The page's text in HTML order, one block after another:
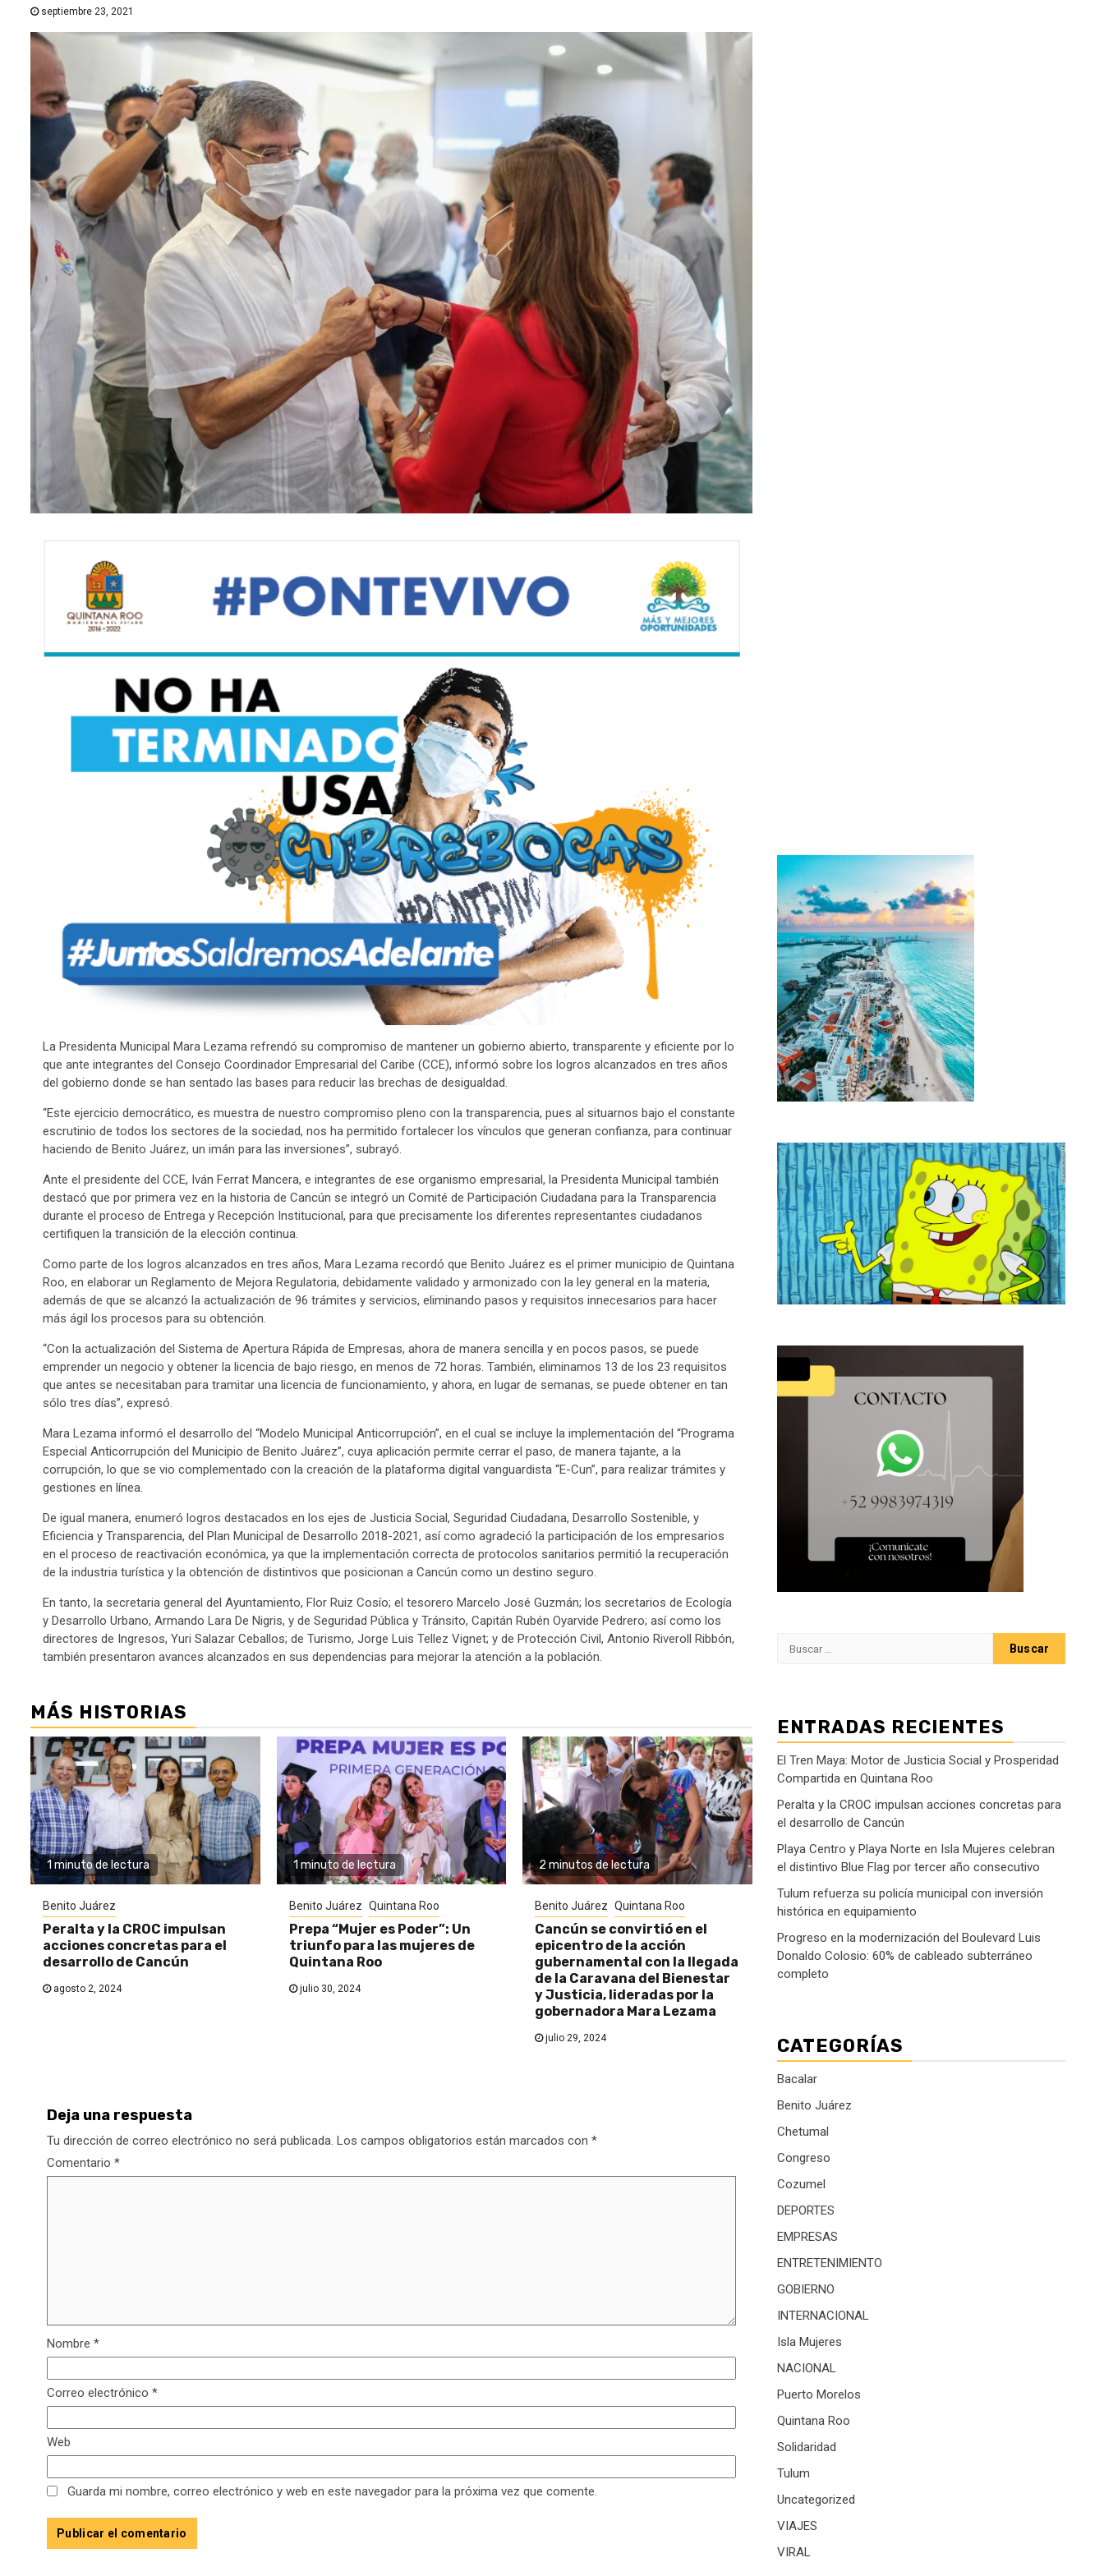
septiembre 23, 2021
La Presidenta Municipal Mara Lezama refrendó su compromiso de mantener un gobierno abierto, transparente y eficiente por lo
que ante integrantes del Consejo Coordinador Empresarial del Caribe (CCE), informó sobre los logros alcanzados en tres años
del gobierno donde se han sentado las bases para reducir las brechas de desigualdad.
“Este ejercicio democrático, es muestra de nuestro compromiso pleno con la transparencia, pues al situarnos bajo el constante
escrutinio de todos los sectores de la sociedad, nos ha permitido fortalecer los vínculos que generan confianza, para continuar
haciendo de Benito Juárez, un imán para las inversiones”, subrayó.
Ante el presidente del CCE, Iván Ferrat Mancera, e integrantes de ese organismo empresarial, la Presidenta Municipal también
destacó que por primera vez en la historia de Cancún se integró un Comité de Participación Ciudadana para la Transparencia
durante el proceso de Entrega y Recepción Institucional, para que precisamente los diferentes representantes ciudadanos
certifiquen la transición de la elección continua.
Como parte de los logros alcanzados en tres años, Mara Lezama recordó que Benito Juárez es el primer municipio de Quintana
Roo, en elaborar un Reglamento de Mejora Regulatoria, debidamente validado y armonizado con la ley general en la materia,
además de que se alcanzó la actualización de 96 trámites y servicios, eliminando pasos y requisitos innecesarios para hacer
más ágil los procesos para su obtención.
“Con la actualización del Sistema de Apertura Rápida de Empresas, ahora de manera sencilla y en pocos pasos, se puede
emprender un negocio y obtener la licencia de bajo riesgo, en menos de 72 horas. También, eliminamos 13 de los 23 requisitos
que antes se necesitaban para tramitar una licencia de funcionamiento, y ahora, en lugar de semanas, se puede obtener en tan
sólo tres días”, expresó.
Mara Lezama informó el desarrollo del “Modelo Municipal Anticorrupción”, en el cual se incluye la implementación del “Programa
Especial Anticorrupción del Municipio de Benito Juárez”, cuya aplicación permite cerrar el paso, de manera tajante, a la
corrupción, lo que se vio complementado con la creación de la plataforma digital vanguardista “E-Cun”, para realizar trámites y
gestiones en línea.
De igual manera, enumeró logros destacados en los ejes de Justicia Social, Seguridad Ciudadana, Desarrollo Sostenible, y
Eficiencia y Transparencia, del Plan Municipal de Desarrollo 2018-2021, así como agradeció la participación de los empresarios
en el proceso de reactivación económica, ya que la implementación correcta de protocolos sanitarios permitió la recuperación
de la industria turística y la obtención de distintivos que posicionan a Cancún como un destino seguro.
En tanto, la secretaria general del Ayuntamiento, Flor Ruiz Cosío; el tesorero Marcelo José Guzmán; los secretarios de Ecología
y Desarrollo Urbano, Armando Lara De Nigris, y de Seguridad Pública y Tránsito, Capitán Rubén Oyarvide Pedrero; así como los
directores de Ingresos, Yuri Salazar Ceballos; de Turismo, Jorge Luis Tellez Vignet; y de Protección Civil, Antonio Riveroll Ribbón,
también presentaron avances alcanzados en sus dependencias para mejorar la atención a la población.
MÁS HISTORIAS
1 minuto de lectura
Benito Juárez
Peralta y la CROC impulsan
acciones concretas para el
desarrollo de Cancún
agosto 2, 2024
1 minuto de lectura
Benito Juárez Quintana Roo
Prepa “Mujer es Poder”: Un
triunfo para las mujeres de
Quintana Roo
julio 30, 2024
2 minutos de lectura
Benito Juárez Quintana Roo
Cancún se convirtió en el
epicentro de la acción
gubernamental con la llegada
de la Caravana del Bienestar
y Justicia, lideradas por la
gobernadora Mara Lezama
julio 29, 2024
Deja una respuesta
Tu dirección de correo electrónico no será publicada. Los campos obligatorios están marcados con *
Comentario *
Nombre *
Correo electrónico *
Web
Guarda mi nombre, correo electrónico y web en este navegador para la próxima vez que comente.
ENTRADAS RECIENTES
El Tren Maya: Motor de Justicia Social y Prosperidad
Compartida en Quintana Roo
Peralta y la CROC impulsan acciones concretas para
el desarrollo de Cancún
Playa Centro y Playa Norte en Isla Mujeres celebran
el distintivo Blue Flag por tercer año consecutivo
Tulum refuerza su policía municipal con inversión
histórica en equipamiento
Progreso en la modernización del Boulevard Luis
Donaldo Colosio: 60% de cableado subterráneo
completo
CATEGORÍAS
Bacalar
Benito Juárez
Chetumal
Congreso
Cozumel
DEPORTES
EMPRESAS
ENTRETENIMIENTO
GOBIERNO
INTERNACIONAL
Isla Mujeres
NACIONAL
Puerto Morelos
Quintana Roo
Solidaridad
Tulum
Uncategorized
VIAJES
VIRAL